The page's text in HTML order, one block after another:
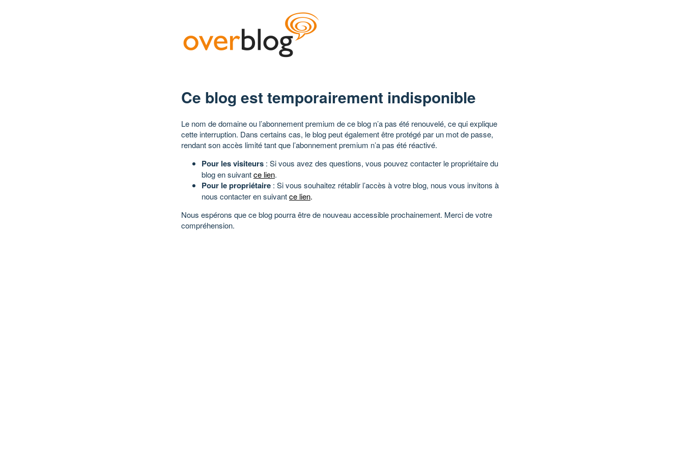
Ce blog est temporairement indisponible
Le nom de domaine ou l’abonnement premium de ce blog n’a pas été renouvelé, ce qui explique
cette interruption. Dans certains cas, le blog peut également être protégé par un mot de passe,
rendant son accès limité tant que l’abonnement premium n’a pas été réactivé.
Pour les visiteurs : Si vous avez des questions, vous pouvez contacter le propriétaire du
blog en suivantce lien.
Pour le propriétaire : Si vous souhaitez rétablir l’accès à votre blog, nous vous invitons à
nous contacter en suivantce lien.
Nous espérons que ce blog pourra être de nouveau accessible prochainement. Merci de votre
compréhension.